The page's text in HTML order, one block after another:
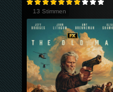
13 Stimmen